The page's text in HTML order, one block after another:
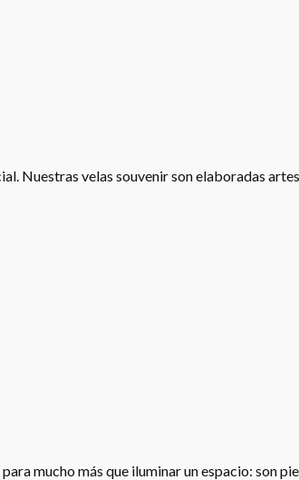
Nuestras velas souvenir son elaboradas
mucho más que iluminar un espacio: son